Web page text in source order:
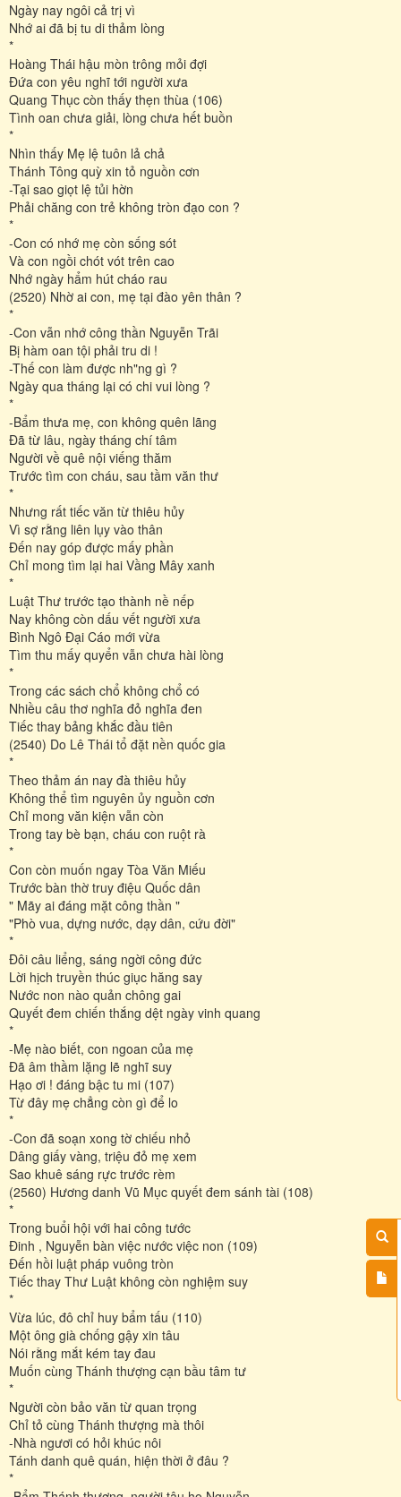
Ngày nay ngôi cả trị vì
Nhớ ai đã bị tu di thảm lòng
*
Hoàng Thái hậu mòn trông mỏi đợi
Đứa con yêu nghĩ tới người xưa
Quang Thục còn thấy thẹn thùa (106)
Tình oan chưa giải, lòng chưa hết buồn
*
Nhìn thấy Mẹ lệ tuôn lả chả
Thánh Tông quỳ xin tỏ nguồn cơn
-Tại sao giọt lệ tủi hờn
Phải chăng con trẻ không tròn đạo con ?
*
-Con có nhớ mẹ còn sống sót
Và con ngồi chót vót trên cao
Nhớ ngày hẩm hút cháo rau
(2520) Nhờ ai con, mẹ tại đào yên thân ?
*
-Con vẫn nhớ công thần Nguyễn Trãi
Bị hàm oan tội phải tru di !
-Thế con làm được nh"ng gì ?
Ngày qua tháng lại có chi vui lòng ?
*
-Bẩm thưa mẹ, con không quên lãng
Đã từ lâu, ngày tháng chí tâm
Người về quê nội viếng thăm
Trước tìm con cháu, sau tầm văn thư
*
Nhưng rất tiếc văn từ thiêu hủy
Vì sợ rằng liên lụy vào thân
Đến nay góp được mấy phần
Chỉ mong tìm lại hai Vầng Mây xanh
*
Luật Thư trước tạo thành nề nếp
Nay không còn dấu vết người xưa
Bình Ngô Đại Cáo mới vừa
Tìm thu mấy quyển vẫn chưa hài lòng
*
Trong các sách chổ không chổ có
Nhiều câu thơ nghĩa đỏ nghĩa đen
Tiếc thay bảng khắc đầu tiên
(2540) Do Lê Thái tổ đặt nền quốc gia
*
Theo thảm án nay đà thiêu hủy
Không thể tìm nguyên ủy nguồn cơn
Chỉ mong văn kiện vẫn còn
Trong tay bè bạn, cháu con ruột rà
*
Con còn muốn ngay Tòa Văn Miếu
Trước bàn thờ truy điệu Quốc dân
" Mãy ai đáng mặt công thần "
"Phò vua, dựng nước, dạy dân, cứu đời"
*
Đôi câu liểng, sáng ngời công đức
Lời hịch truyền thúc giục hăng say
Nước non nào quản chông gai
Quyết đem chiến thắng dệt ngày vinh quang
*
-Mẹ nào biết, con ngoan của mẹ
Đã âm thầm lặng lẽ nghĩ suy
Hạo ơi ! đáng bậc tu mi (107)
Từ đây mẹ chẳng còn gì để lo
*
-Con đã soạn xong tờ chiếu nhỏ
Dâng giấy vàng, triệu đỏ mẹ xem
Sao khuê sáng rực trước rèm
(2560) Hương danh Vũ Mục quyết đem sánh tài (108)
*
Trong buổi hội với hai công tước
Đinh , Nguyễn bàn việc nước việc non (109)
Đến hồi luật pháp vuông tròn
Tiếc thay Thư Luật không còn nghiệm suy
*
Vừa lúc, đô chỉ huy bẩm tấu (110)
Một ông già chống gậy xin tâu
Nói rằng mắt kém tay đau
Muốn cùng Thánh thượng cạn bầu tâm tư
*
Người còn bảo văn từ quan trọng
Chỉ tỏ cùng Thánh thượng mà thôi
-Nhà ngươi có hỏi khúc nôi
Tánh danh quê quán, hiện thời ở đâu ?
*